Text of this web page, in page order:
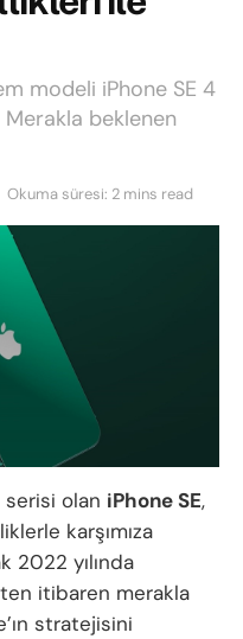
modeli iPhone SE 4
Merakla beklenen
Okuma süresi: 2 mins read
serisi olan iPhone SE,
karşımıza
2022 yılında
itibaren merakla
stratejisini